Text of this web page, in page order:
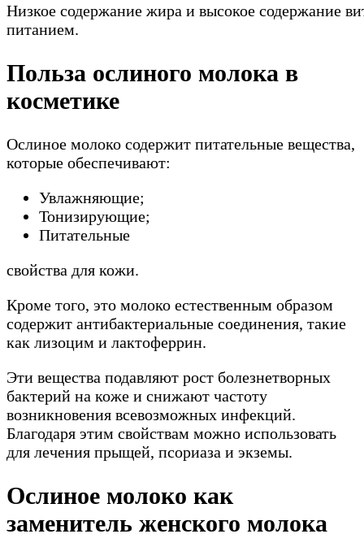
Низкое содержание жира и высокое содержание
питанием.
Польза ослиного молока в
косметике
Ослиное молоко содержит питательные вещества,
которые обеспечивают:
Увлажняющие;
Тонизирующие;
Питательные
свойства для кожи.
Кроме того, это молоко естественным образом
содержит антибактериальные соединения, такие
как лизоцим и лактоферрин.
Эти вещества подавляют рост болезнетворных
бактерий на коже и снижают частоту
возникновения всевозможных инфекций.
Благодаря этим свойствам можно использовать
для лечения прыщей, псориаза и экземы.
Ослиное молоко как
заменитель женского молока